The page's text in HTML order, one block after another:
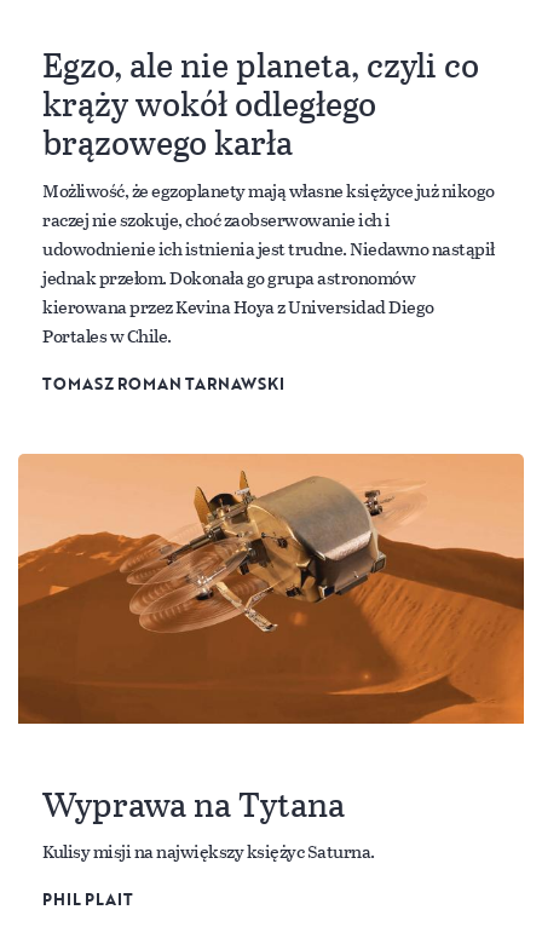
Egzo, ale nie planeta, czyli co
krąży wokół odległego
brązowego karła
Możliwość, że egzoplanety mają własne księżyce już nikogo
raczej nie szokuje, choć zaobserwowanie ich i
udowodnienie ich istnienia jest trudne. Niedawno nastąpił
jednak przełom. Dokonała go grupa astronomów
kierowana przez Kevina Hoya z Universidad Diego
Portales w Chile.
TOMASZ ROMAN TARNAWSKI
Wyprawa na Tytana
Kulisy misji na największy księżyc Saturna.
PHIL PLAIT